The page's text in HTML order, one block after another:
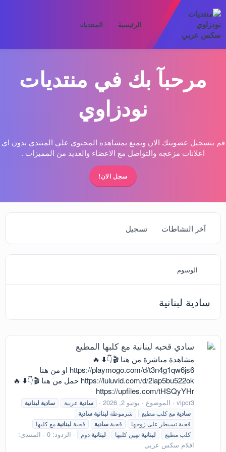
الرئيسية المنتديات
مرحبآ بك في منتديات
نودزاوي
قم بتسجيل عضويتك الان وتمتع بمشاهده المحتوي علي المنتدي بدون اي
اعلانات مزعجه والتواصل مع الاعضاء والعديد من المميزات .
سجل الان!
آخر النشاطات تسجيل
الوسوم
سادية لبنانية
سادي قحبه لينانية مع كلبها المطيع
مشاهدة مباشرة من هنا 🎬👇⬇️ 🔥
https://playmogo.com/d/t3n4g1qw6js6 او من هنا
https://luluvid.com/d/2iap5bu522ok حمل من هنا 🎬👇⬇️ 🔥
https://upfiles.com/tHSQyYHr
vipcr3 الموضوع يونيو 2, 2026 سادية عربية سادية لبنانية
سادية مع كلب مطيع شرموطة لبنانية سادية
قحبة تسيطر على زوجها قحبة سادية قحبة لبنانية مع كلبها
كلب مطيع
لبنانية تهين كلبها لبنانية دوم الردود: 0
المنتدى:
افلام سكس عربي